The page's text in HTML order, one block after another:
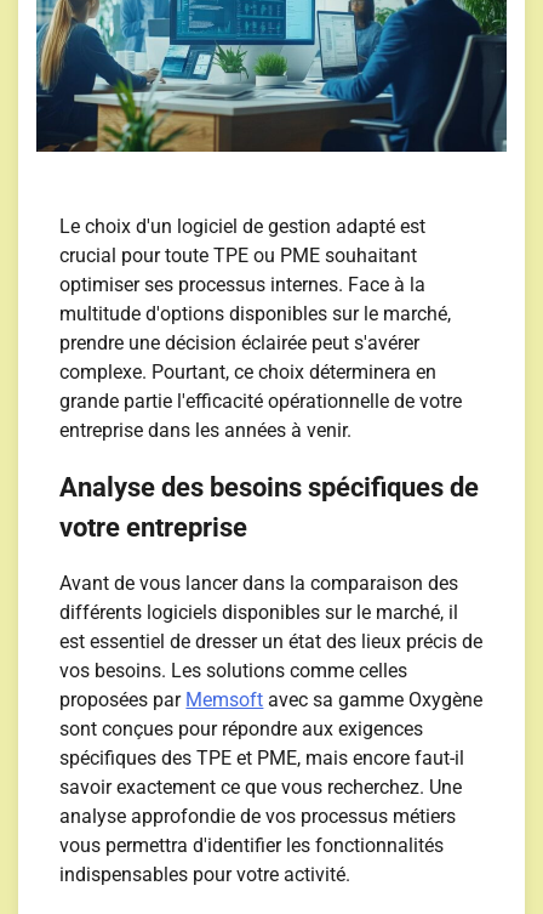
Le choix d'un logiciel de gestion adapté est
crucial pour toute TPE ou PME souhaitant
optimiser ses processus internes. Face à la
multitude d'options disponibles sur le marché,
prendre une décision éclairée peut s'avérer
complexe. Pourtant, ce choix déterminera en
grande partie l'efficacité opérationnelle de votre
entreprise dans les années à venir.
Analyse des besoins spécifiques de
votre entreprise
Avant de vous lancer dans la comparaison des
différents logiciels disponibles sur le marché, il
est essentiel de dresser un état des lieux précis de
vos besoins. Les solutions comme celles
proposées par Memsoft avec sa gamme Oxygène
sont conçues pour répondre aux exigences
spécifiques des TPE et PME, mais encore faut-il
savoir exactement ce que vous recherchez. Une
analyse approfondie de vos processus métiers
vous permettra d'identifier les fonctionnalités
indispensables pour votre activité.